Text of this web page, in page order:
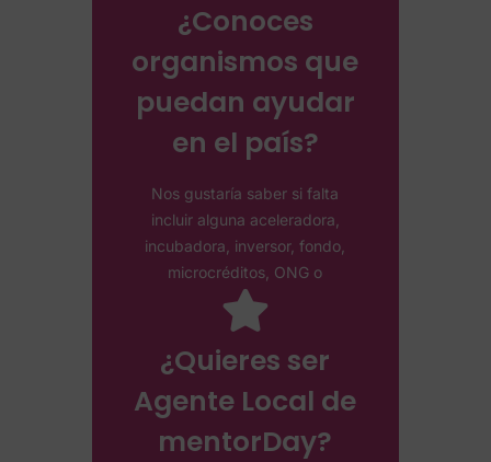
¿Conoces
organismos que
puedan ayudar
en el país?
Nos gustaría saber si falta
incluir alguna aceleradora,
incubadora, inversor, fondo,
microcréditos, ONG o
asociación.
¿Quieres ser
Agente Local de
mentorDay?
Manifestar Interés